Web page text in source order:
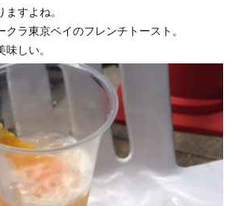
すよね。
ラ東京ベイのフレンチトースト。
しい。